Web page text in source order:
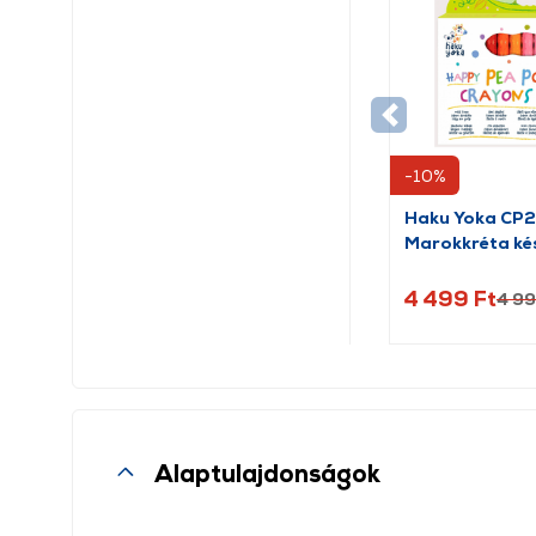
-10%
Haku Yoka
Marokkréta
4 499 Ft4
Alaptulajdonságok